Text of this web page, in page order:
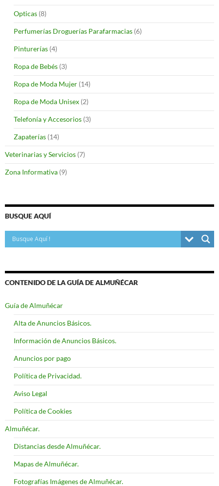
Opticas (8)
Perfumerías Droguerías Parafarmacias (6)
Pinturerías (4)
Ropa de Bebés (3)
Ropa de Moda Mujer (14)
Ropa de Moda Unisex (2)
Telefonía y Accesorios (3)
Zapaterías (14)
Veterinarias y Servicios (7)
Zona Informativa (9)
BUSQUE AQUÍ
CONTENIDO DE LA GUÍA DE ALMUÑÉCAR
Guía de Almuñécar
Alta de Anuncios Básicos.
Información de Anuncios Básicos.
Anuncios por pago
Política de Privacidad.
Aviso Legal
Política de Cookies
Almuñécar.
Distancias desde Almuñécar.
Mapas de Almuñécar.
Fotografías Imágenes de Almuñécar.